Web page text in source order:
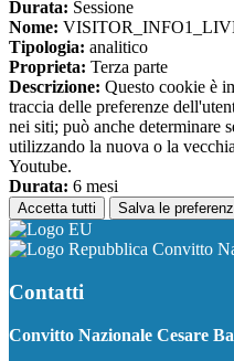
Durata: Sessione
Nome:
Tipologia: analitico
Proprieta: Terza parte
Descrizione: Questo cookie è
traccia delle preferenze
nei siti; può anche determinare
utilizzando la nuova o la
Youtube.
Durata: 6 mesi
Accetta tutti Salva le
Convitto
Contatti
Convitto Nazionale Cesare